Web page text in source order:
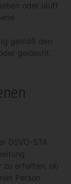
oder läuft
gemäß den
gelöscht.
DSVO-STA
erhalten, ob
Person